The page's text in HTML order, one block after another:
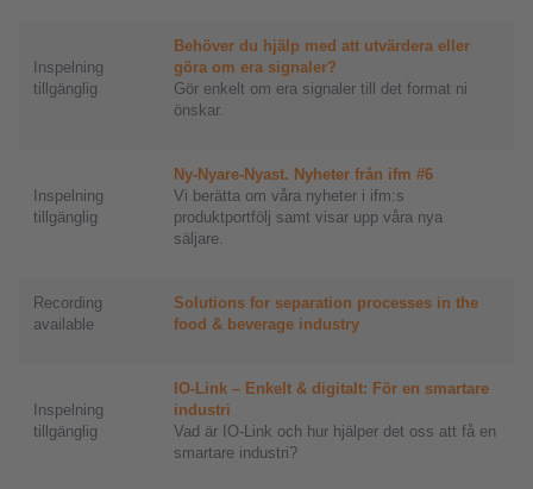
Inspelning
tillgänglig
Behöver du hjälp med att utvärdera eller
göra om era signaler?
Gör enkelt om era signaler till det format ni
önskar.
Inspelning
tillgänglig
Ny-Nyare-Nyast. Nyheter från ifm #6
Vi berätta om våra nyheter i ifm:s
produktportfölj samt visar upp våra nya
säljare.
Recording
available
Solutions for separation processes in the
food & beverage industry
Inspelning
tillgänglig
IO-Link – Enkelt & digitalt: För en smartare
industri
Vad är IO-Link och hur hjälper det oss att få en
smartare industri?